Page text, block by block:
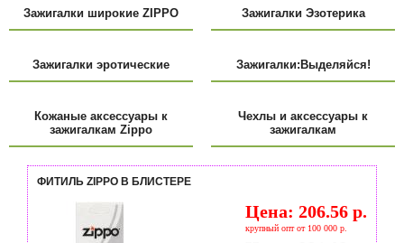
Зажигалки шиpокие ZIPPO Зажигалки Эзотерика
Зажигалки эротические Зажигалки:Выделяйся!
Кожаные аксессуары к
зажигалкам Zippo
Чехлы и аксессуары к
зажигалкам
ФИТИЛЬ ZIPPO В БЛИСТЕРЕ
Цена: 206.56 р.
крупный опт от 100 000 р.